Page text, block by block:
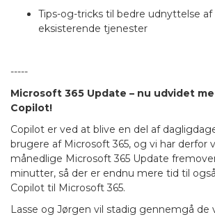
Tips-og-tricks til bedre udnyttelse af
eksisterende tjenester
-----
Microsoft 365 Update – nu udvidet
Copilot!
Copilot er ved at blive en del af
brugere af Microsoft 365, og vi har derfor
månedlige Microsoft 365 Update
minutter, så der er endnu mere tid til
Copilot til Microsoft 365.
Lasse og Jørgen vil stadig gennemgå